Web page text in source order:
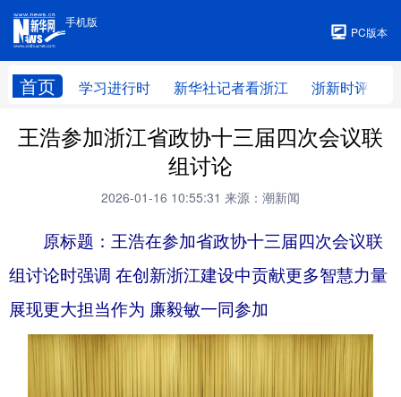
手机版
PC版本
首页 学习进行时 新华社记者看浙江 浙新时评
手机版
王浩参加浙江省政协十三届四次会议联
组讨论
2026-01-16 10:55:31 来源：潮新闻
原标题：王浩在参加省政协十三届四次会议联
组讨论时强调 在创新浙江建设中贡献更多智慧力量
展现更大担当作为 廉毅敏一同参加